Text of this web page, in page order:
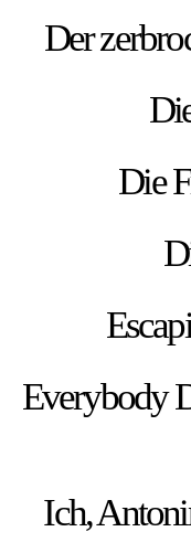
Der
Die
Everybody
Ich,